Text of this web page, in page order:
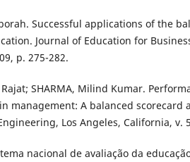
Successful applications of the
Journal of Education for
p. 275-282.
Rajat; SHARMA, Milind Kumar.
management: A balanced scorecard
Los Angeles, California, v.
nacional de avaliação da